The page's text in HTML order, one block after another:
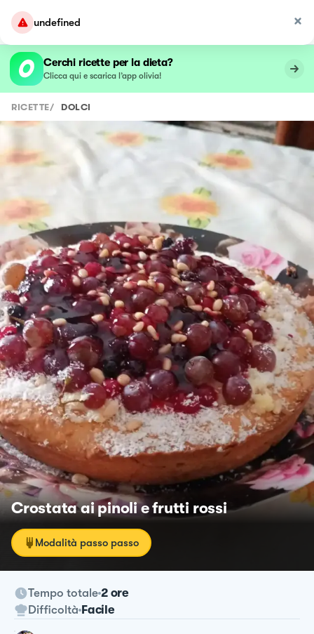
undefined
Cerchi ricette per la dieta?
Clicca qui e scarica l’app olivia!
RICETTE/ DOLCI
Crostata ai pinoli e frutti rossi
Modalità passo passo
Tempo totale 2 ore
Difficoltà Facile